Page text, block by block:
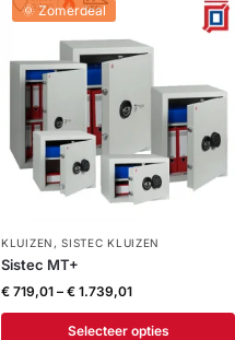
🌞 Zomerdeal
KLUIZEN ,SISTEC KLUIZEN
Sistec MT+
€ 719,01 – € 1.739,01
Selecteer opties